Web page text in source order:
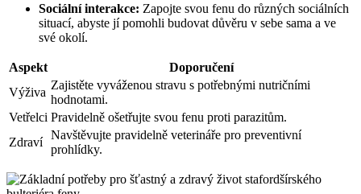
Sociální interakce: Zapojte svou fenu do různých sociálních
situací, abyste jí pomohli budovat důvěru v sebe sama a ve
své okolí.
Aspekt
Doporučení
Výživa
Zajistěte vyváženou stravu s potřebnými nutričními
hodnotami.
Vetřelci Pravidelně ošetřujte svou fenu proti parazitům.
Zdraví
Navštěvujte pravidelně veterináře pro preventivní
prohlídky.